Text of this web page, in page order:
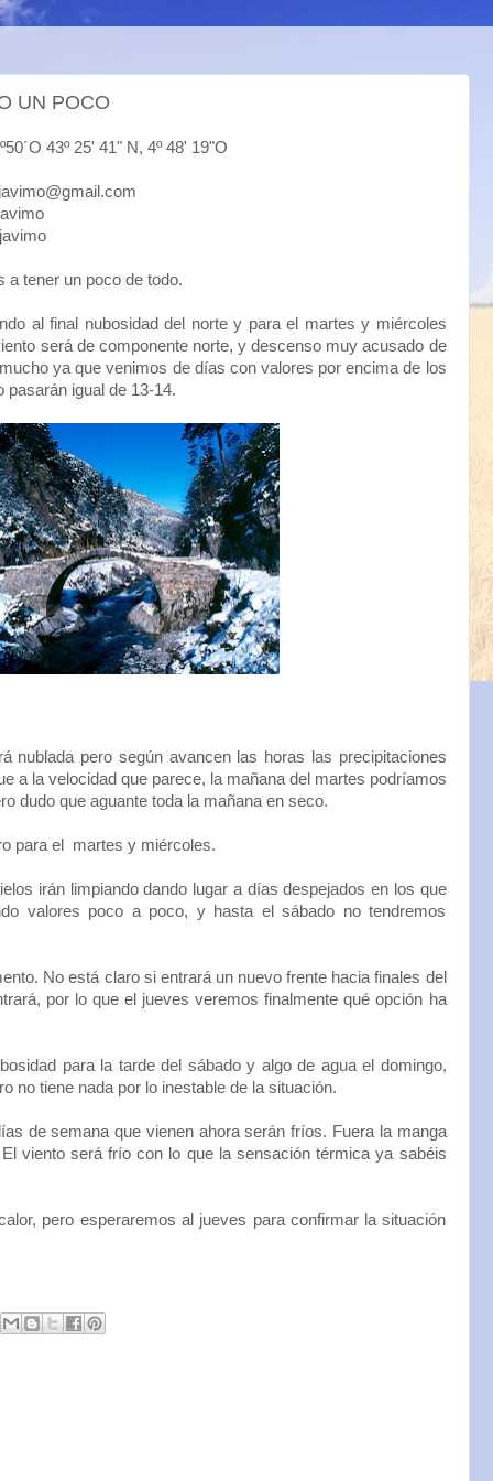
UN POCO
25' 41" N, 4º 48' 19"O
a tener un poco de todo.
al final nubosidad del norte y para el martes y miércoles
será de componente norte, y descenso muy acusado de
ya que venimos de días con valores por encima de los
pasarán igual de 13-14.
nublada pero según avancen las horas las precipitaciones
a la velocidad que parece, la mañana del martes podríamos
dudo que aguante toda la mañana en seco.
para el martes y miércoles.
irán limpiando dando lugar a días despejados en los que
valores poco a poco, y hasta el sábado no tendremos
No está claro si entrará un nuevo frente hacia finales del
por lo que el jueves veremos finalmente qué opción ha
para la tarde del sábado y algo de agua el domingo,
no tiene nada por lo inestable de la situación.
de semana que vienen ahora serán fríos. Fuera la manga
viento será frío con lo que la sensación térmica ya sabéis
pero esperaremos al jueves para confirmar la situación